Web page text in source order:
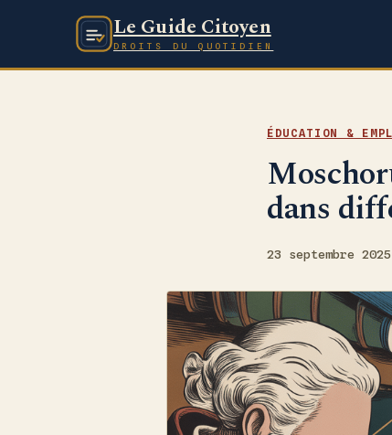
Le Guide Citoyen
DROITS DU QUOTIDIEN
ÉDUCATION &
dans
23 septembre 2025